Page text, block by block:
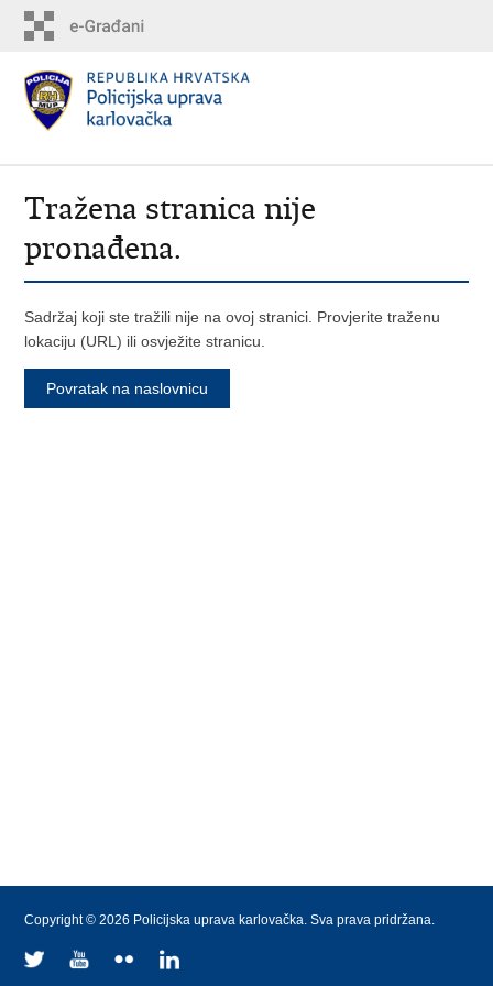
Tražena stranica nije
pronađena.
Sadržaj koji ste tražili nije na ovoj stranici. Provjerite traženu
lokaciju (URL) ili osvježite stranicu.
Povratak na naslovnicu
Copyright © 2026 Policijska uprava karlovačka. Sva prava pridržana.